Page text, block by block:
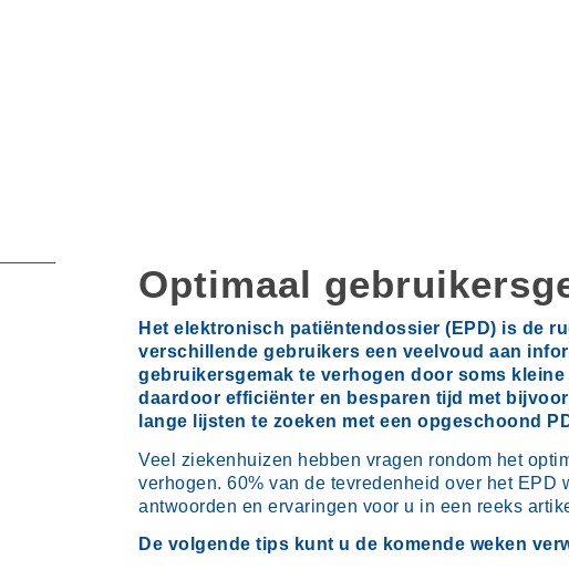
Optimaal
Het elektronisch patiëntendossier (EPD) is de
verschillende gebruikers een veelvoud aan
gebruikersgemak te verhogen door soms
daardoor efficiënter en besparen tijd met
lange lijsten te zoeken met een opgeschoond
Veel ziekenhuizen hebben vragen rondom het
verhogen. 60% van de tevredenheid over het
antwoorden en ervaringen voor u in een reeks
De volgende tips kunt u de komende weken